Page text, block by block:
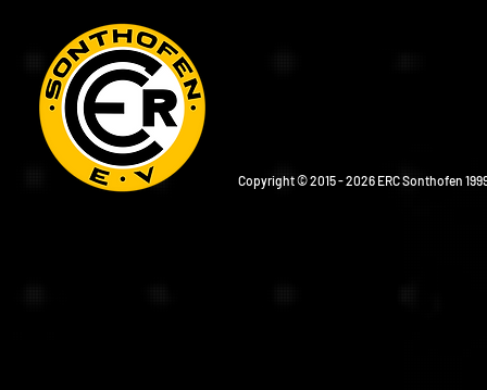
Copyright © 2015 - 2026 ERC Sonthofen